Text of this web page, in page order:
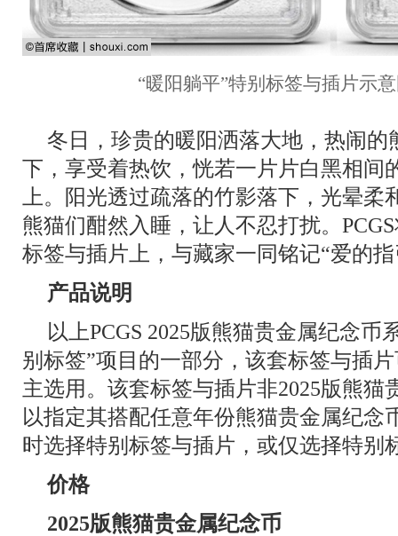
“暖阳躺平”特别标签与插片示
冬日，珍贵的暖阳洒落大地，热闹的
下，享受着热饮，恍若一片片白黑相间
上。阳光透过疏落的竹影落下，光晕
熊猫们酣然入睡，让人不忍打扰。
标签与插片上，与藏家一同铭记“爱的指
产品说明
以上PCGS 2025版熊猫贵金属纪念币
别标签”项目的一部分，该套标签与插
主选用。该套标签与插片非2025版熊猫
以指定其搭配任意年份熊猫贵金属纪念
时选择特别标签与插片，或仅选择特别
价格
2025版熊猫贵金属纪念币